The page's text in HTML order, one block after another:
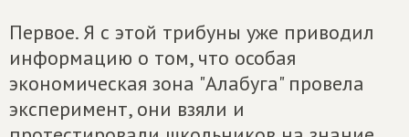
Первое. Я с этой трибуны уже приводил
информацию о том, что особая
экономическая зона "Алабуга" провела
эксперимент, они взяли и